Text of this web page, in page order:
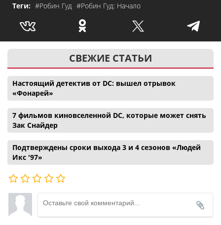
Теги: #Робин Гуд #Робин Гуд: Начало
СВЕЖИЕ СТАТЬИ
Настоящий детектив от DC: вышел отрывок
«Фонарей»
7 фильмов киновселенной DC, которые может снять
Зак Снайдер
Подтверждены сроки выхода 3 и 4 сезонов «Людей
Икс '97»